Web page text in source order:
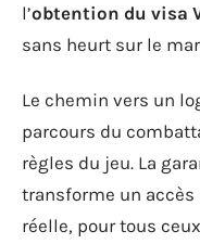
l’obtention du visa
sans heurt sur le
Le chemin vers un
parcours du
règles du jeu. La
transforme un
réelle, pour tous